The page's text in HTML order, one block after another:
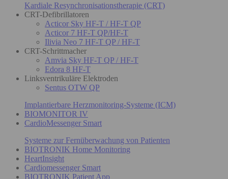
Kardiale Resynchronisationstherapie (CRT)
CRT-Defibrillatoren
Acticor Sky HF-T / HF-T QP
Acticor 7 HF-T QP/HF-T
Ilivia Neo 7 HF-T QP / HF-T
CRT-Schrittmacher
Amvia Sky HF-T QP / HF-T
Edora 8 HF-T
Linksventrikuläre Elektroden
Sentus OTW QP
Implantierbare Herzmonitoring-Systeme (ICM)
BIOMONITOR IV
CardioMessenger Smart
Systeme zur Fernüberwachung von Patienten
BIOTRONIK Home Monitoring
HeartInsight
Cardiomessenger Smart
BIOTRONIK Patient App